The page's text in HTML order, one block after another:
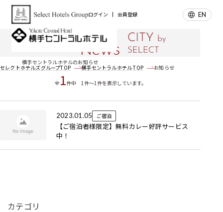
ログイン 会員登録 EN
横手セントラルホテルのお知らせ
お知らせ
News
セレクトホテルズグループTOP 横手セントラルホテル TOP お知らせ
全 1件中 1件～1件を表示しています。
2023.01.05 ご宿泊
【ご宿泊者様限定】無料カレー好評サービス
中！
カテゴリ